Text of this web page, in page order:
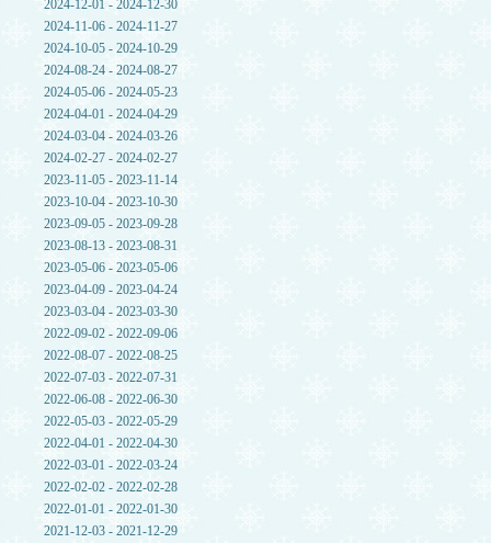
2024-12-01 - 2024-12-30
2024-11-06 - 2024-11-27
2024-10-05 - 2024-10-29
2024-08-24 - 2024-08-27
2024-05-06 - 2024-05-23
2024-04-01 - 2024-04-29
2024-03-04 - 2024-03-26
2024-02-27 - 2024-02-27
2023-11-05 - 2023-11-14
2023-10-04 - 2023-10-30
2023-09-05 - 2023-09-28
2023-08-13 - 2023-08-31
2023-05-06 - 2023-05-06
2023-04-09 - 2023-04-24
2023-03-04 - 2023-03-30
2022-09-02 - 2022-09-06
2022-08-07 - 2022-08-25
2022-07-03 - 2022-07-31
2022-06-08 - 2022-06-30
2022-05-03 - 2022-05-29
2022-04-01 - 2022-04-30
2022-03-01 - 2022-03-24
2022-02-02 - 2022-02-28
2022-01-01 - 2022-01-30
2021-12-03 - 2021-12-29